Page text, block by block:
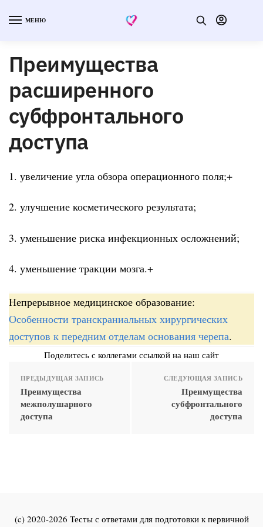
МЕНЮ
Преимущества
расширенного
субфронтального
доступа
1. увеличение угла обзора операционного поля;+
2. улучшение косметического результата;
3. уменьшение риска инфекционных осложнений;
4. уменьшение тракции мозга.+
Непрерывное медицинское образование:
Особенности транскраниальных хирургических
доступов к передним отделам основания черепа.
Поделитесь с коллегами ссылкой на наш сайт
ПРЕДЫДУЩАЯ ЗАПИСЬ
Преимущества
межполушарного
доступа
СЛЕДУЮЩАЯ ЗАПИСЬ
Преимущества
субфронтального
доступа
(c) 2020-2026 Тесты с ответами для подготовки к первичной